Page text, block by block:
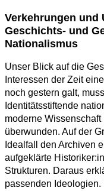
Verkehrungen und
Geschichts- und
Nationalismus
Unser Blick auf die
Interessen der Zeit
noch gestern galt,
Identitätsstiftende
moderne
überwunden. Auf der
Idealfall den Archiven
aufgeklärte
Strukturen. Daraus
passenden Ideologien.